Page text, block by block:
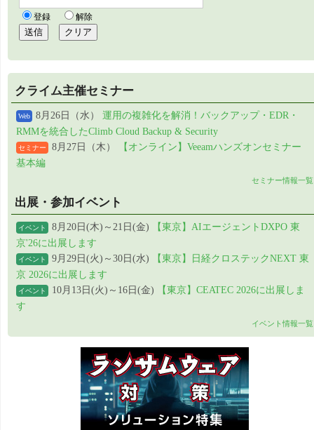
クライム主催セミナー
Web 8月26日（水） 運用の複雑化を解消！バックアップ・EDR・
RMMを統合したClimb Cloud Backup & Security
セミナー 8月27日（木）
【オンライン】Veeamハンズオンセミナー
基本編
セミナー情報一覧
出展・参加イベント
イベント 8月20日(木)～21日(金)
【東京】AIエージェントDXPO 東
京'26に出展します
イベント 9月29日(火)～30日(水)
【東京】日経クロステックNEXT 東
京 2026に出展します
イベント 10月13日(火)～16日(金)
【東京】CEATEC 2026に出展しま
す
イベント情報一覧